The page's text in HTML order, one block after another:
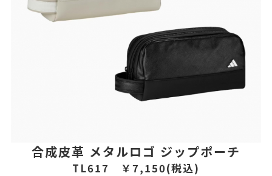
合成皮革 メタルロゴ ジップポーチ
TL617 ￥7,150(税込)